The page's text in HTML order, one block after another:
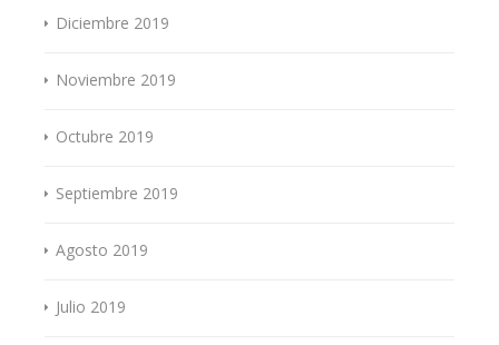
Diciembre 2019
Noviembre 2019
Octubre 2019
Septiembre 2019
Agosto 2019
Julio 2019